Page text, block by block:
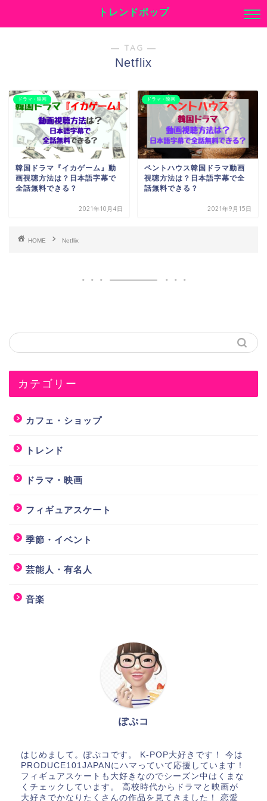
トレンドポップ
― TAG ―
Netflix
ドラマ・映画
韓国ドラマ『イカゲーム』動
画視聴方法は？日本語字幕で
全話無料できる？
2021年10月4日
ドラマ・映画
ペントハウス韓国ドラマ動画
視聴方法は？日本語字幕で全
話無料できる？
2021年9月15日
HOME Netflix
カテゴリー
カフェ・ショップ
トレンド
ドラマ・映画
フィギュアスケート
季節・イベント
芸能人・有名人
音楽
ぽぷコ
はじめまして。ぽぷコです。 K-POP大好きです！ 今は
PRODUCE101JAPANにハマっていて応援しています！
フィギュアスケートも大好きなのでシーズン中はくまな
くチェックしています。 高校時代からドラマと映画が
大好きでかなりたくさんの作品を見てきました！ 恋愛